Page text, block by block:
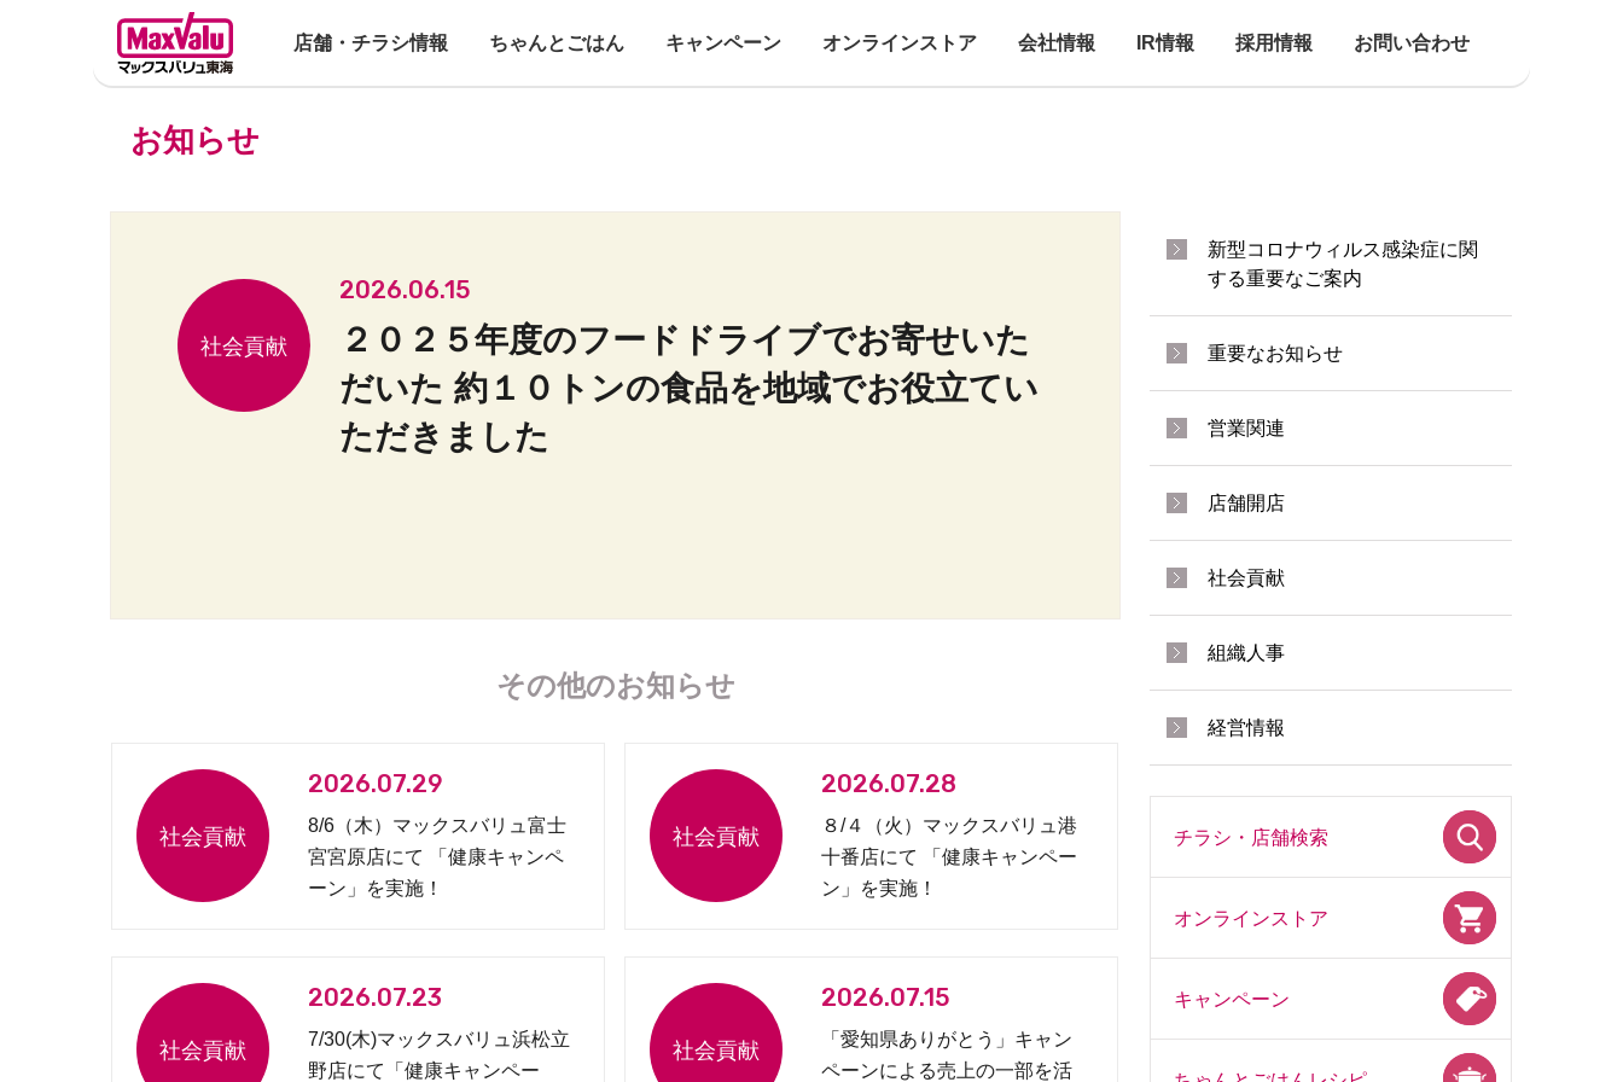
店舗・チラシ情報 ちゃんとごはん キャンペーン オンラインストア 会社情報 IR情報 採用情報 お問い合わせ
お知らせ
2026.06.15
２０２５年度のフードドライブでお寄せいた
だいた 約１０トンの食品を地域でお役立てい
ただきました
その他のお知らせ
2026.07.29
8/6（木）マックスバリュ富士
宮宮原店にて 「健康キャンペ
ーン」を実施！
2026.07.28
８/４（火）マックスバリュ港
十番店にて 「健康キャンペー
ン」を実施！
2026.07.23
7/30(木)マックスバリュ浜松立
野店にて「健康キャンペー
2026.07.15
「愛知県ありがとう」キャン
ペーンによる売上の一部を活
新型コロナウィルス感染症に関
する重要なご案内
重要なお知らせ
営業関連
店舗開店
社会貢献
組織人事
経営情報
チラシ・店舗検索
オンラインストア
キャンペーン